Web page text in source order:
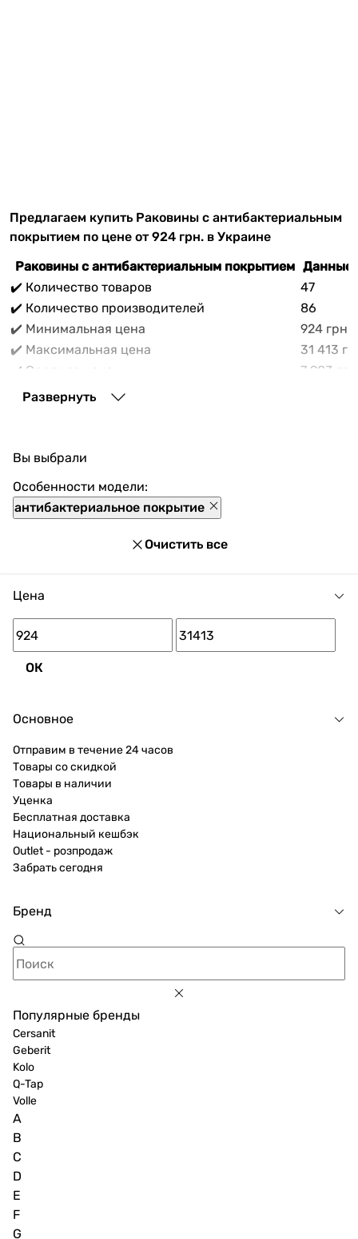
Предлагаем купить Раковины с антибактериальным
покрытием по цене от 924 грн. в Украине
Раковины с антибактериальным покрытием Данные
✔️ Количество товаров
47
✔️ Количество производителей
86
✔️ Минимальная цена
924 грн
✔️ Максимальная цена
31 413
✔️ Средняя цена
7 983 грн
В прайс-каталоге vencon.ua Раковины с
магазине доступны разнообразные способы оплаты,
покупка в кредит и множество акций и скидок для
каждого покупателя.
Развернуть
Вы выбрали
Особенности модели:
антибактериальное покрытие
Очистить все
Цена
ОК
Основное
Отправим в течение 24 часов
Товары со скидкой
Товары в наличии
Уценка
Бесплатная доставка
Национальный кешбэк
Outlet - розпродаж
Забрать сегодня
Бренд
Популярные бренды
Cersanit
Geberit
Kolo
Q-Tap
Volle
A
B
C
D
E
F
G